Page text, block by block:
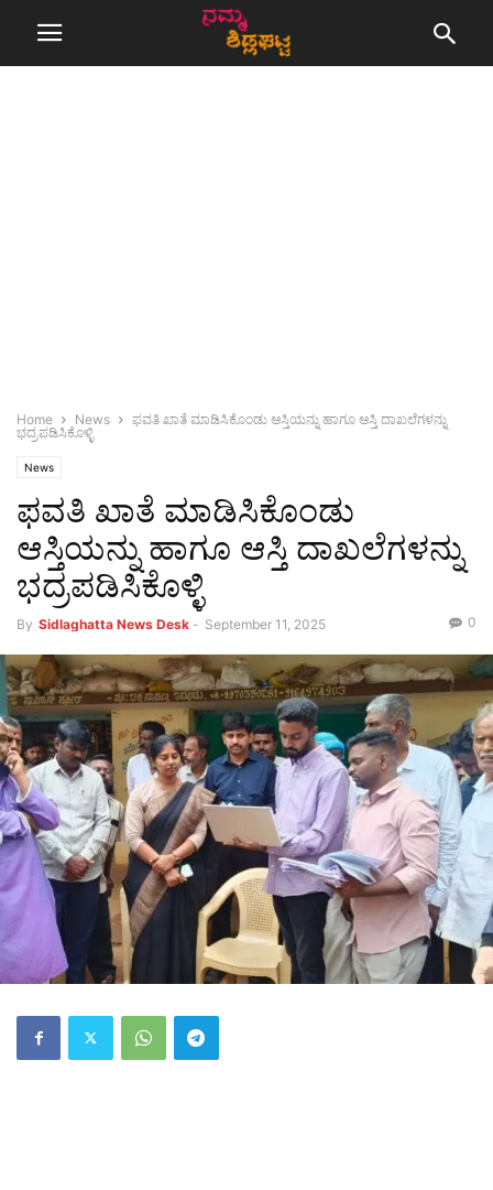
Home News
ಫವತಿ ಖಾತೆ ಮಾಡಿಸಿಕೊಂಡು ಆಸ್ತಿಯನ್ನು ಹಾಗೂ ಆಸ್ತಿ ದಾಖಲೆಗಳನ್ನು
ಭದ್ರಪಡಿಸಿಕೊಳ್ಳಿ
News
ಫವತಿ ಖಾತೆ ಮಾಡಿಸಿಕೊಂಡು
ಆಸ್ತಿಯನ್ನು ಹಾಗೂ ಆಸ್ತಿ ದಾಖಲೆಗಳನ್ನು
ಭದ್ರಪಡಿಸಿಕೊಳ್ಳಿ
By Sidlaghatta News Desk - September 11, 2025 0